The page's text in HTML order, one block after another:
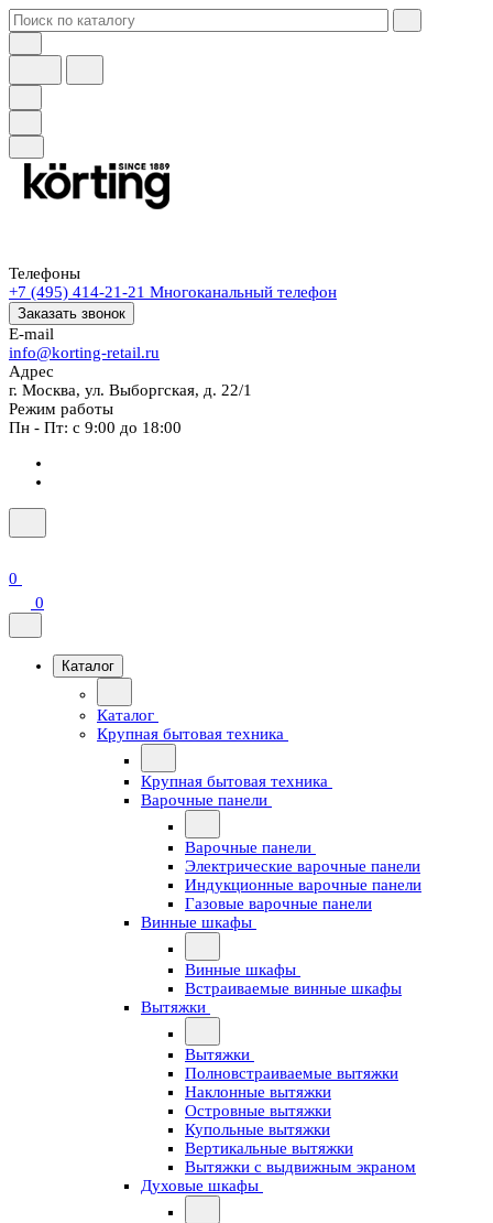
Телефоны
+7 (495) 414-21-21 Многоканальный телефон
Заказать звонок
E-mail
info@korting-retail.ru
Адрес
г. Москва, ул. Выборгская, д. 22/1
Режим работы
Пн - Пт: с 9:00 до 18:00
0
0
Каталог
Каталог
Крупная бытовая техника
Крупная бытовая техника
Варочные панели
Варочные панели
Электрические варочные панели
Индукционные варочные панели
Газовые варочные панели
Винные шкафы
Винные шкафы
Встраиваемые винные шкафы
Вытяжки
Вытяжки
Полновстраиваемые вытяжки
Наклонные вытяжки
Островные вытяжки
Купольные вытяжки
Вертикальные вытяжки
Вытяжки с выдвижным экраном
Духовые шкафы